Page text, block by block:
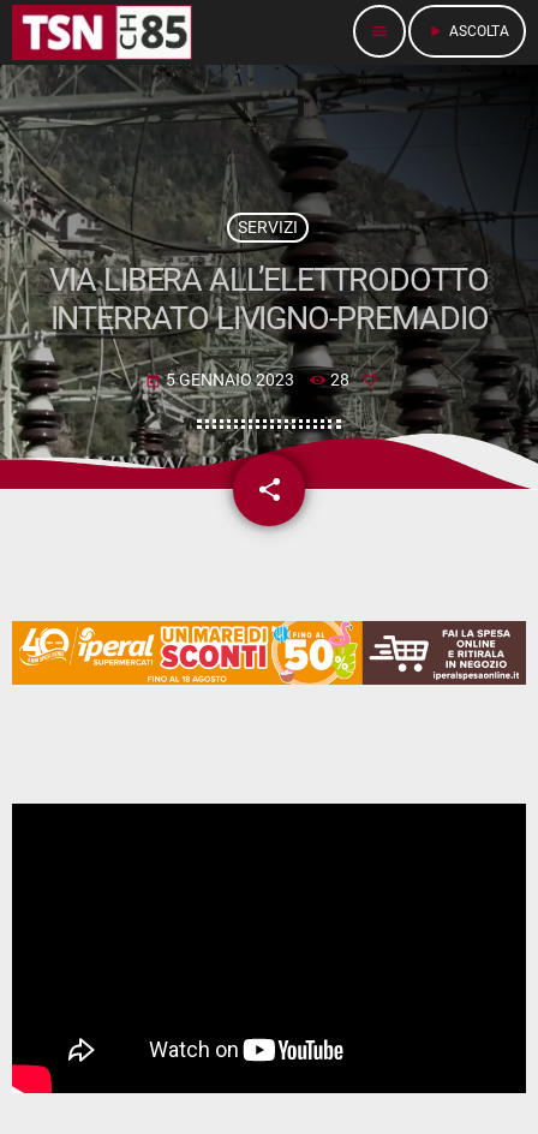
menu play_arrow ASCOLTA
SERVIZI
VIA LIBERA ALL’ELETTRODOTTO
INTERRATO LIVIGNO-PREMADIO
today 5 GENNAIO 2023 28
share
email